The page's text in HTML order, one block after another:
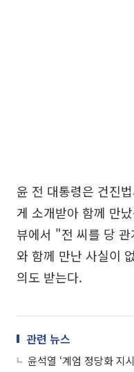
윤 전 대통령은 건진
게 소개받아 함께 만
뷰에서 "전 씨를 당
와 함께 만난 사실이
의도 받는다.
관련 뉴스